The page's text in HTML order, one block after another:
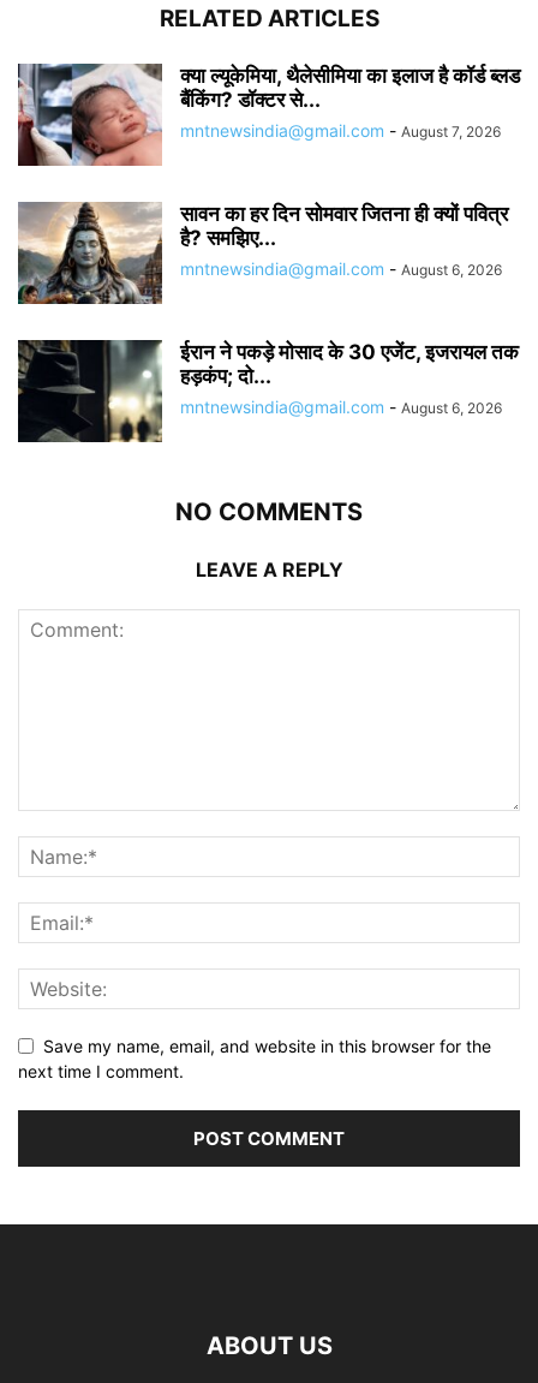
RELATED ARTICLES
क्या ल्यूकेमिया, थैलेसीमिया का इलाज है कॉर्ड ब्लड
बैंकिंग? डॉक्टर से...
mntnewsindia@gmail.com - August 7, 2026
सावन का हर दिन सोमवार जितना ही क्यों पवित्र
है? समझिए...
mntnewsindia@gmail.com - August 6, 2026
ईरान ने पकड़े मोसाद के 30 एजेंट, इजरायल तक
हड़कंप; दो...
mntnewsindia@gmail.com - August 6, 2026
NO COMMENTS
LEAVE A REPLY
Save my name, email, and website in this browser for the
next time I comment.
ABOUT US